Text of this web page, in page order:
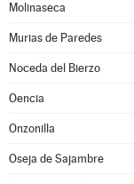
Molinaseca
Murias de Paredes
Noceda del Bierzo
Oencia
Onzonilla
Oseja de Sajambre